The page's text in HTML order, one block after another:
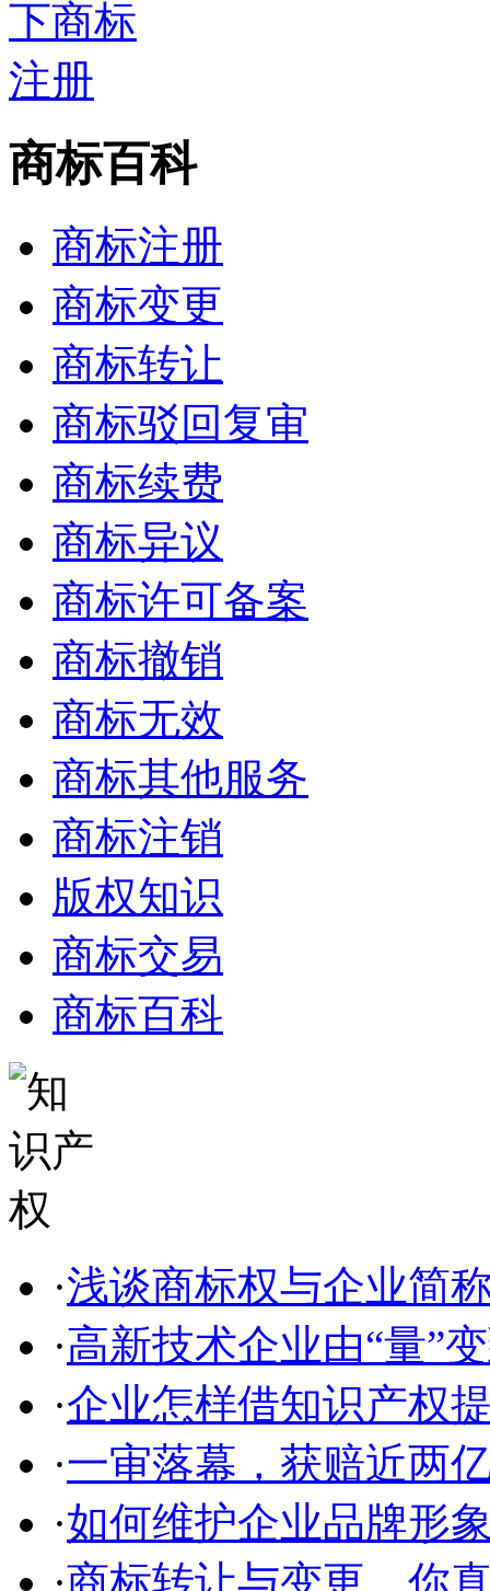
商标百科
商标注册
商标变更
商标转让
商标驳回复审
商标续费
商标异议
商标许可备案
商标撤销
商标无效
商标其他服务
商标注销
版权知识
商标交易
商标百科
·浅谈商标权与企业简
·高新技术企业由“量”
·企业怎样借知识产权
·一审落幕，获赔近两
·如何维护企业品牌形